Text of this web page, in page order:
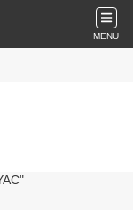
MENU